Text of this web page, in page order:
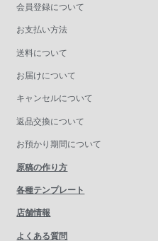
会員登録について
お支払い方法
送料について
お届けについて
キャンセルについて
返品交換について
お預かり期間について
原稿の作り方
各種テンプレート
店舗情報
よくある質問